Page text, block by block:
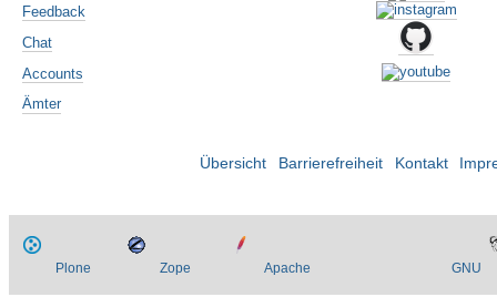
Feedback
Chat
Accounts
Ämter
Übersicht Barrierefreiheit Kontakt
Plone Zope Apache GNU